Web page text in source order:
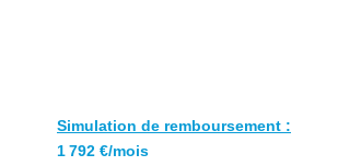
Simulation de remboursement :
1 792 €/mois